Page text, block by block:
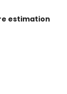
estimation